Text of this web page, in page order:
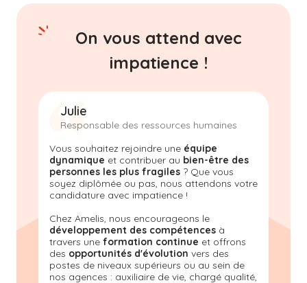
On vous attend avec
impatience !
Julie
Responsable des ressources humaines
Vous souhaitez rejoindre une équipe
dynamique et contribuer au bien-être des
personnes les plus fragiles ? Que vous
soyez diplômée ou pas, nous attendons votre
candidature avec impatience !
Chez Amelis, nous encourageons le
développement des compétences à
travers une formation continue et offrons
des opportunités d'évolution vers des
postes de niveaux supérieurs ou au sein de
nos agences : auxiliaire de vie, chargé qualité,